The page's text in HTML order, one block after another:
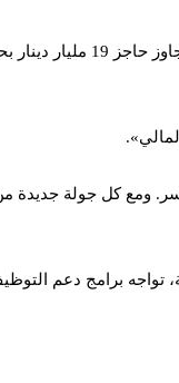
ومع كل جولة جديدة
تواجه برامج دعم